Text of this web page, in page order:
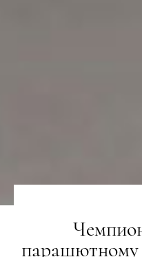
парашютному